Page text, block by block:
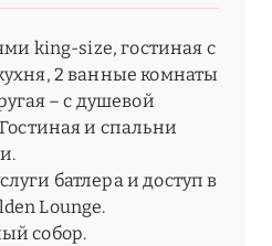
king-size, гостиная с
2 ванные комнаты
– с душевой
и спальни
батлера и доступ в
Lounge.
собор.